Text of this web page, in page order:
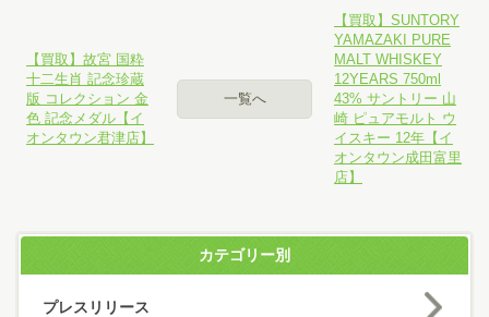
【買取】故宮 国粋
十二生肖 記念珍蔵
版 コレクション 金
色 記念メダル【イ
オンタウン君津店】
一覧へ
【買取】SUNTORY
YAMAZAKI PURE
MALT WHISKEY
12YEARS 750ml
43% サントリー 山
崎 ピュアモルト ウ
イスキー 12年【イ
オンタウン成田富里
店】
カテゴリー別
プレスリリース